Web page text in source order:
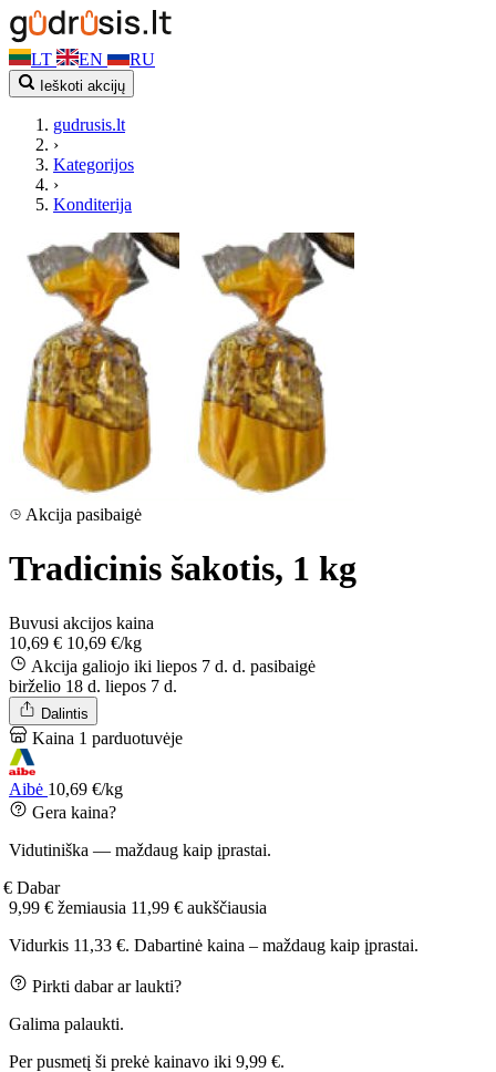
LT EN RU
Ieškoti akcijų
gudrusis.lt
›
Kategorijos
›
Konditerija
Akcija pasibaigė
Tradicinis šakotis, 1 kg
Buvusi akcijos kaina
10,69 € 10,69 €/kg
Akcija galiojo iki liepos 7 d. d. pasibaigė
birželio 18 d. liepos 7 d.
Dalintis
Kaina 1 parduotuvėje
Aibė 10,69 €/kg
Gera kaina?
Vidutiniška — maždaug kaip įprastai.
€ Dabar
9,99 € žemiausia 11,99 € aukščiausia
Vidurkis 11,33 €. Dabartinė kaina – maždaug kaip įprastai.
Pirkti dabar ar laukti?
Galima palaukti.
Per pusmetį ši prekė kainavo iki 9,99 €.